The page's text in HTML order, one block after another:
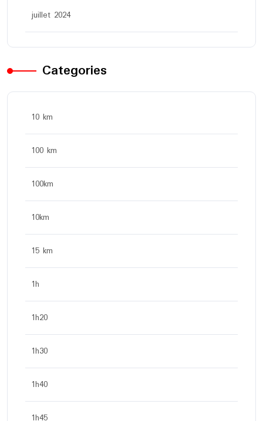
juillet 2024
Categories
10 km
100 km
100km
10km
15 km
1h
1h20
1h30
1h40
1h45